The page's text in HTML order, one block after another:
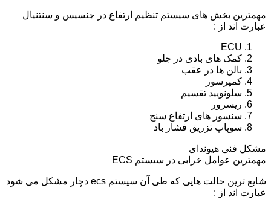
مهمترین بخش های سیستم تنظیم ارتفاع در جنسیس و سنتنیال
عبارت اند از :
ECU
کمک های بادی در جلو
بالن ها در عقب
کمپرسور
سلونویید تقسیم
ریسرور
سنسور های ارتفاع سنج
سوپاپ تزریق فشار باد
مشکل فنی هیوندای
مهمترین عوامل خرابی در سیستم ECS
شایع ترین حالت هایی که طی آن سیستم ecs دچار مشکل می شود
عبارت اند از :